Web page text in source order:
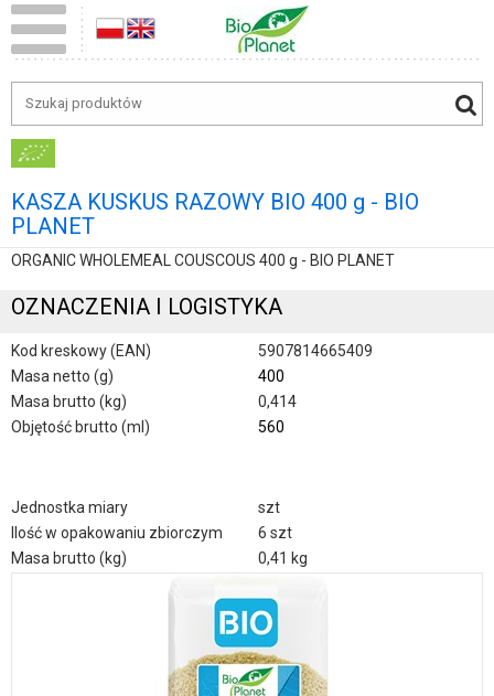
KASZA KUSKUS RAZOWY BIO 400 g - BIO
PLANET
ORGANIC WHOLEMEAL COUSCOUS 400 g - BIO PLANET
OZNACZENIA I LOGISTYKA
Kod kreskowy (EAN)
5907814665409
Masa netto (g)
400
Masa brutto (kg)
0,414
Objętość brutto (ml)
560
Jednostka miary
szt
Ilość w opakowaniu zbiorczym
6 szt
Masa brutto (kg)
0,41 kg